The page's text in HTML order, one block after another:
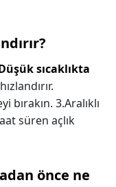
sıcaklıkta
bırakın. 3.Aralıklı
süren açlık
önce ne